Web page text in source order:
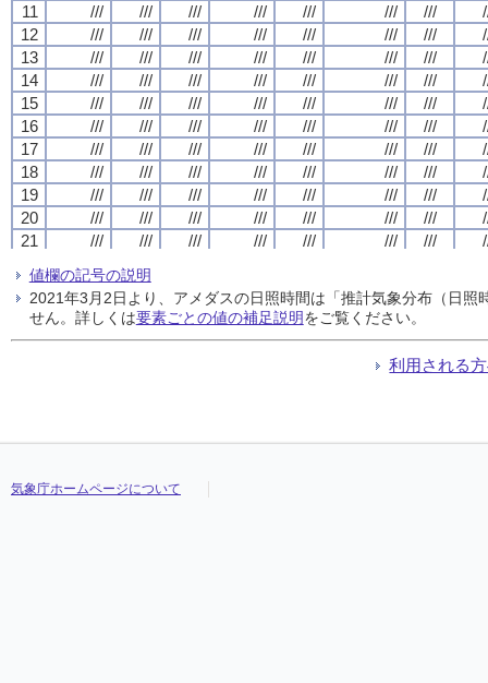
11
/// /// /// /// /// /// ///
12
/// /// /// /// /// /// ///
13
/// /// /// /// /// /// ///
14
/// /// /// /// /// /// ///
15
/// /// /// /// /// /// ///
16
/// /// /// /// /// /// ///
17
/// /// /// /// /// /// ///
18
/// /// /// /// /// /// ///
19
/// /// /// /// /// /// ///
20
/// /// /// /// /// /// ///
21
/// /// /// /// /// /// ///
23
/// /// ///
24
/// /// /// /// /// /// ///
11
/// /// /// /// /// /// ///
12
/// /// /// /// /// /// ///
13
/// /// /// /// /// /// ///
14
/// /// /// /// /// /// ///
15
/// /// /// /// /// /// ///
16
/// /// /// /// /// /// ///
17
/// /// /// /// /// /// ///
18
/// /// /// /// /// /// ///
19
/// /// /// /// /// /// ///
20
/// /// /// /// /// /// ///
21
/// /// /// /// /// /// ///
23
/// /// ///
24
/// /// /// /// /// /// ///
11
/// /// /// /// /// /// ///
12
/// /// /// /// /// /// ///
13
/// /// /// /// /// /// ///
14
/// /// /// /// /// /// ///
15
/// /// /// /// /// /// ///
16
/// /// /// /// /// /// ///
17
/// /// /// /// /// /// ///
18
/// /// /// /// /// /// ///
19
/// /// /// /// /// /// ///
20
/// /// /// /// /// /// ///
21
/// /// /// /// /// /// ///
23
/// /// ///
24
/// /// /// /// /// /// ///
11
/// /// /// /// /// /// ///
12
/// /// /// /// /// /// ///
13
/// /// /// /// /// /// ///
14
/// /// /// /// /// /// ///
15
/// /// /// /// /// /// ///
16
/// /// /// /// /// /// ///
17
/// /// /// /// /// /// ///
18
/// /// /// /// /// /// ///
19
/// /// /// /// /// /// ///
20
/// /// /// /// /// /// ///
21
/// /// /// /// /// /// ///
23
/// /// ///
24
/// /// /// /// /// /// ///
値欄の記号の説明
2021年3月2日より、アメダスの日照時間は「推計気象分布（日
せん。詳しくは要素ごとの値の補足説明をご覧ください。
利用される
気象庁ホームページについて